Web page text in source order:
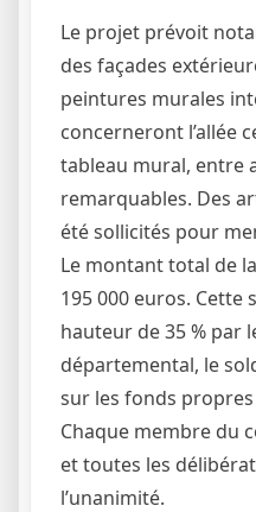
Le projet prévoit
des façades
peintures murales
concerneront l’allée
tableau mural, entre
remarquables. Des
été sollicités pour
Le montant total de
195 000 euros. Cette
hauteur de 35 % par
départemental, le
sur les fonds
Chaque membre du
et toutes les
l’unanimité.